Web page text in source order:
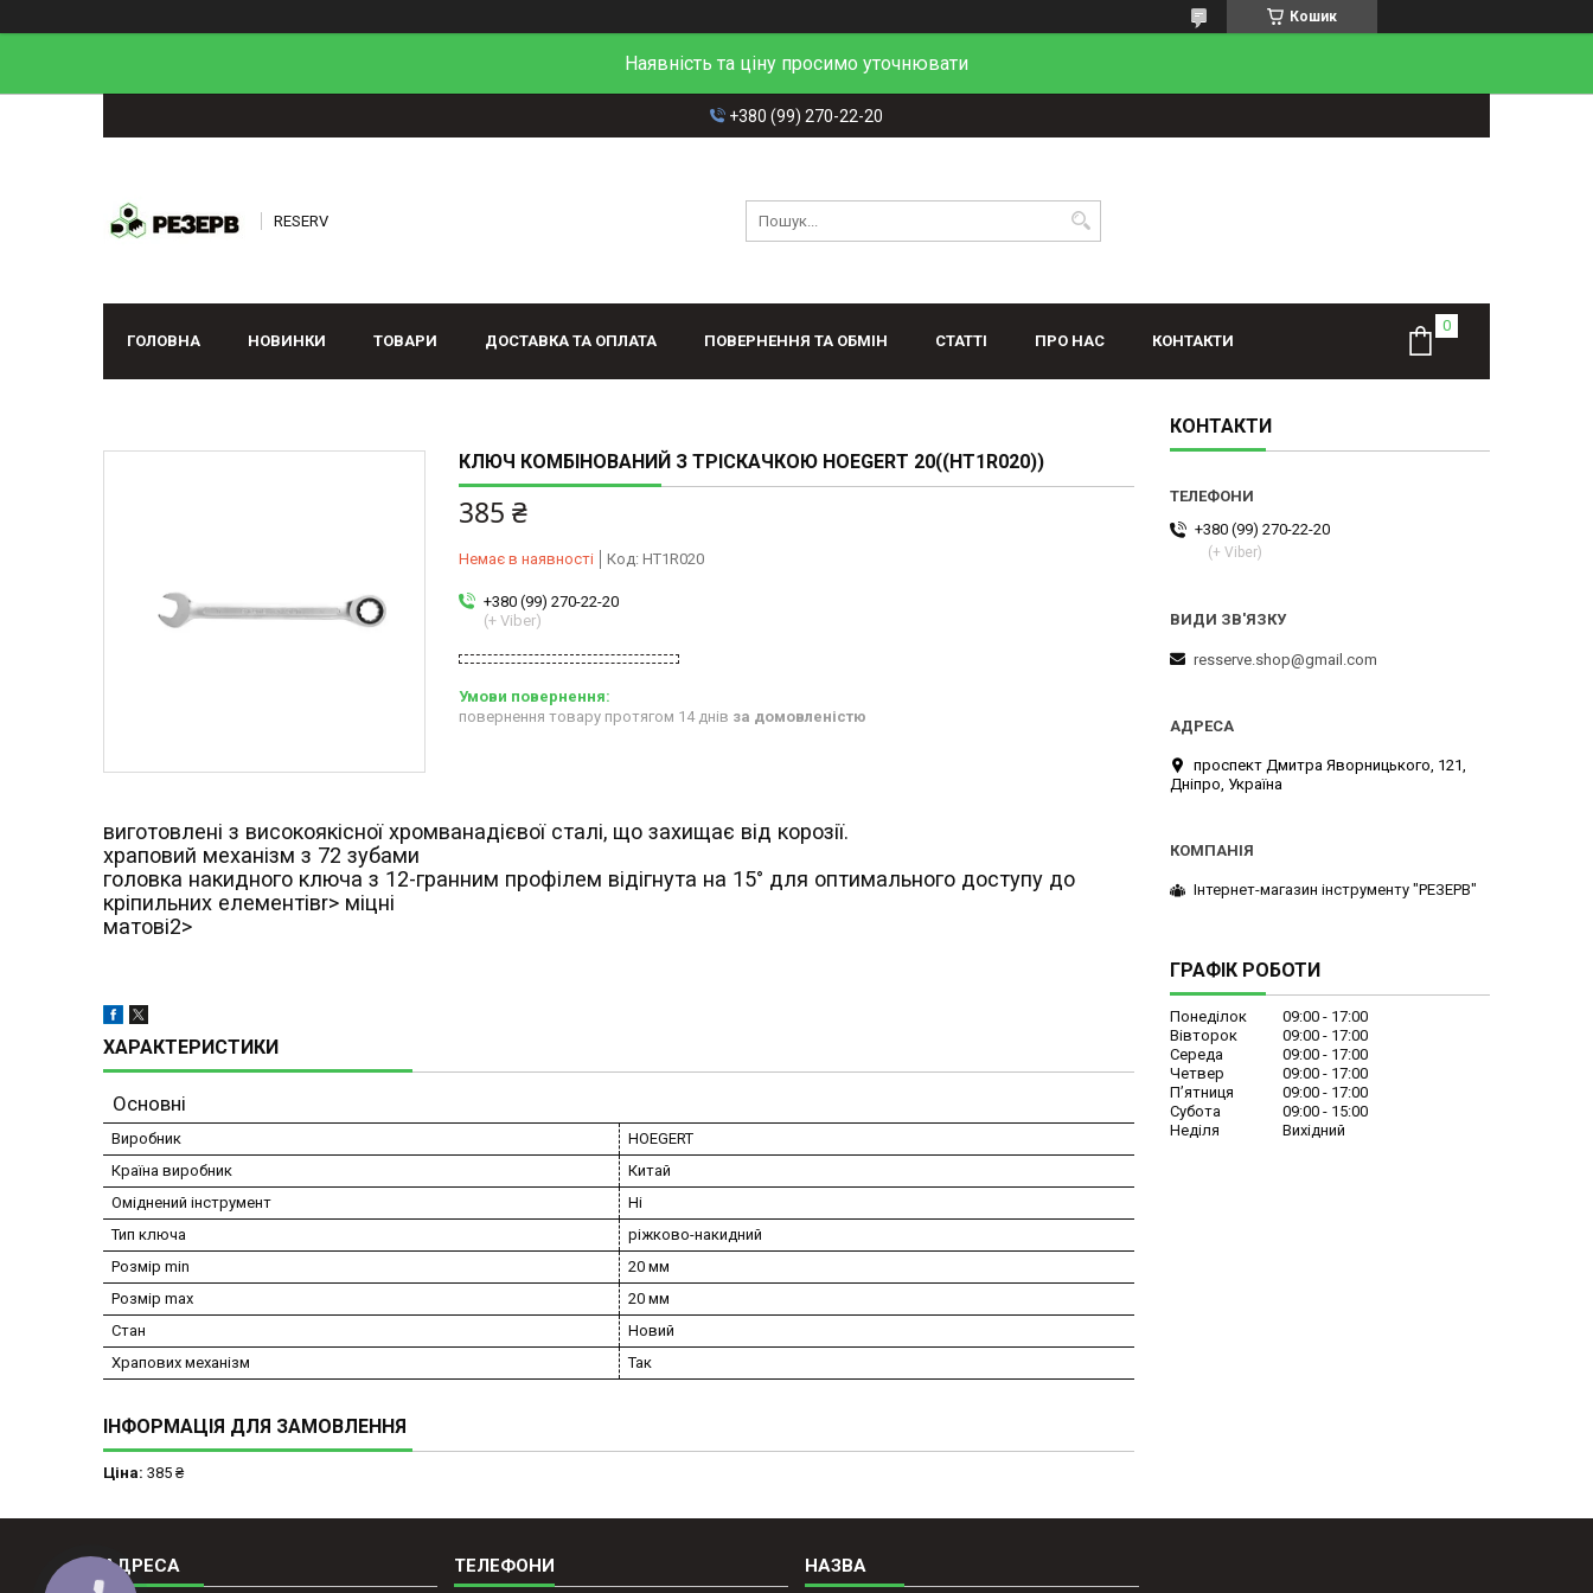
Кошик
Наявність та ціну просимо уточнювати
+380 (99) 270-22-20
RESERV
ГОЛОВНА НОВИНКИ ТОВАРИ ДОСТАВКА ТА ОПЛАТА ПОВЕРНЕННЯ ТА ОБМІН СТАТТІ ПРО НАС КОНТАКТИ
КЛЮЧ КОМБІНОВАНИЙ З ТРІСКАЧКОЮ HOEGERT 20((HT1R020))
385 ₴
Немає в наявності Код: HT1R020
+380 (99) 270-22-20
(+ Viber)
повернення товару протягом 14 днів за домовленістю
виготовлені з високоякісної хромванадієвої сталі, що захищає від корозії.
храповий механізм з 72 зубами
головка накидного ключа з 12-гранним профілем відігнута на 15° для оптимального доступу до
кріпильних елементівr> міцні
матові2>
ХАРАКТЕРИСТИКИ
Основні
Виробник
HOEGERT
Країна виробник
Китай
Оміднений інструмент
Ні
Тип ключа
ріжково-накидний
Розмір min
20 мм
Розмір max
20 мм
Стан
Новий
Храпових механізм
Так
ІНФОРМАЦІЯ ДЛЯ ЗАМОВЛЕННЯ
Ціна: 385 ₴
КОНТАКТИ
+380 (99) 270-22-20
(+ Viber)
resserve.shop@gmail.com
проспект Дмитра Яворницького, 121,
Дніпро, Україна
Інтернет-магазин інструменту "РЕЗЕРВ"
ГРАФІК РОБОТИ
Понеділок 09:00
17:00
Вівторок
09:00
17:00
Середа
09:00
17:00
Четвер
09:00
17:00
Пʼятниця
09:00
17:00
Субота
09:00
15:00
Неділя
Вихідний